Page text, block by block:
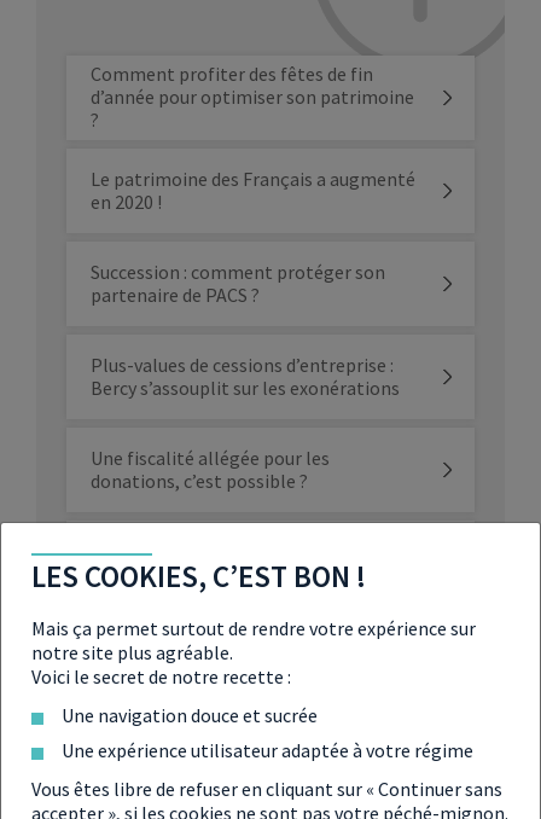
Comment profiter des fêtes de fin
d’année pour optimiser son patrimoine
?
Le patrimoine des Français a augmenté
en 2020 !
Succession : comment protéger son
partenaire de PACS ?
Plus-values de cessions d’entreprise :
Bercy s’assouplit sur les exonérations
Une fiscalité allégée pour les
donations, c’est possible ?
Impôt sur l’héritage : réforme
nécessaire ou appât électoral ?
Charles III : de quel patrimoine hérite le
nouveau roi ?
L’OCDE recommande de taxer les
successions
LES COOKIES, C’EST BON !
Mais ça permet surtout de rendre votre expérience sur
notre site plus agréable.
Voici le secret de notre recette :
Une navigation douce et sucrée
Une expérience utilisateur adaptée à votre régime
Vous êtes libre de refuser en cliquant sur « Continuer sans
accepter », si les cookies ne sont pas votre péché-mignon.